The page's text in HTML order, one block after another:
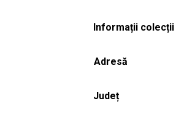
Informații colecții
Adresă
Județ